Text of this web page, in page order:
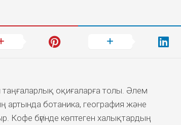
таңғаларлық оқиғаларға толы. Әлем
артында ботаника, география және
Кофе бүгінде көптеген халықтардың